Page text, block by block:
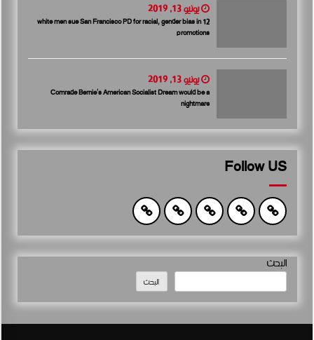
يونيو 13, 2019
12 white men sue San Francisco PD for racial, gender bias in
promotions
يونيو 13, 2019
Comrade Bernie’s American Socialist Dream would be a
nightmare
Follow US
البحث
البحث